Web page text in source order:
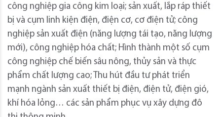
công nghiệp gia công kim loại; sản xuất, lắp ráp thiết
bị và cụm linh kiện điện, điện cơ, cơ điện tử; công
nghiệp sản xuất điện (năng lượng tái tạo, năng lượng
mới), công nghiệp hóa chất; Hình thành một số cụm
công nghiệp chế biến sâu nông, thủy sản và thực
phẩm chất lượng cao; Thu hút đầu tư phát triển
mạnh ngành sản xuất thiết bị điện, điện tử, điện gió,
khí hóa lỏng… các sản phẩm phục vụ xây dựng đô